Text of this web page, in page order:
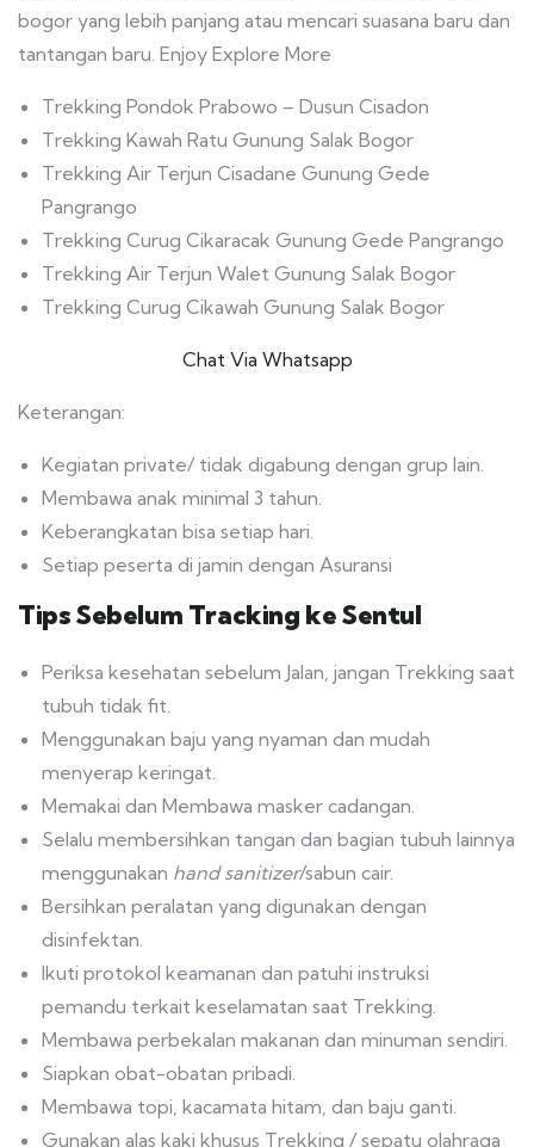
bogor yang lebih panjang atau mencari suasana baru dan
tantangan baru. Enjoy Explore More
Trekking Pondok Prabowo – Dusun Cisadon
Trekking Kawah Ratu Gunung Salak Bogor
Trekking Air Terjun Cisadane Gunung Gede
Pangrango
Trekking Curug Cikaracak Gunung Gede Pangrango
Trekking Air Terjun Walet Gunung Salak Bogor
Trekking Curug Cikawah Gunung Salak Bogor
Chat Via Whatsapp
Keterangan:
Kegiatan private/ tidak digabung dengan grup lain.
Membawa anak minimal 3 tahun.
Keberangkatan bisa setiap hari.
Setiap peserta di jamin dengan Asuransi
Tips Sebelum Tracking ke Sentul
Periksa kesehatan sebelum Jalan, jangan Trekking saat
tubuh tidak fit.
Menggunakan baju yang nyaman dan mudah
menyerap keringat.
Memakai dan Membawa masker cadangan.
Selalu membersihkan tangan dan bagian tubuh lainnya
menggunakan hand sanitizer/sabun cair.
Bersihkan peralatan yang digunakan dengan
disinfektan.
Ikuti protokol keamanan dan patuhi instruksi
pemandu terkait keselamatan saat Trekking.
Membawa perbekalan makanan dan minuman sendiri.
Siapkan obat-obatan pribadi.
Membawa topi, kacamata hitam, dan baju ganti.
Gunakan alas kaki khusus Trekking / sepatu olahraga